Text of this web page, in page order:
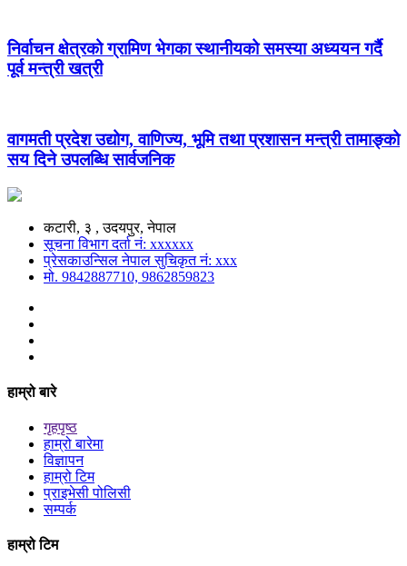
निर्वाचन क्षेत्रको ग्रामिण भेगका स्थानीयको समस्या अध्ययन गर्दै
पूर्व मन्त्री खत्री
वागमती प्रदेश उद्योग, वाणिज्य, भूमि तथा प्रशासन मन्त्री तामाङ्को
सय दिने उपलब्धि सार्वजनिक
कटारी, ३ , उदयपुर, नेपाल
सूचना विभाग दर्ता नं: xxxxxx
प्रेसकाउन्सिल नेपाल सुचिकृत नं: xxx
मो. 9842887710, 9862859823
हाम्रो बारे
गृहपृष्ठ
हाम्रो बारेमा
विज्ञापन
हाम्रो टिम
प्राइभेसी पोलिसी
सम्पर्क
हाम्रो टिम